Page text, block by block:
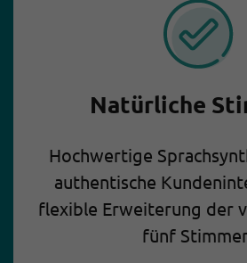
Natürliche
Hochwertige
authentische
flexible Erweiterung der
fünf